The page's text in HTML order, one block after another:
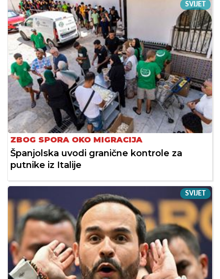
SVIJET
ZBOG SPORA OKO MIGRACIJA
Španjolska uvodi granične kontrole za
putnike iz Italije
SVIJET